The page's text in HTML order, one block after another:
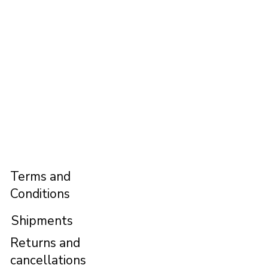
Terms and
Conditions
Shipments
Returns and
cancellations